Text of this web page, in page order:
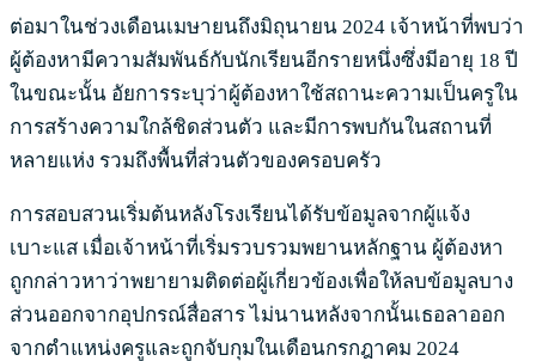
ต่อมาในช่วงเดือนเมษายนถึงมิถุนายน 2024 เจ้าหน้าที่พบว่า
ผู้ต้องหามีความสัมพันธ์กับนักเรียนอีกรายหนึ่งซึ่งมีอายุ 18 ปี
ในขณะนั้น อัยการระบุว่าผู้ต้องหาใช้สถานะความเป็นครูใน
การสร้างความใกล้ชิดส่วนตัว และมีการพบกันในสถานที่
หลายแห่ง รวมถึงพื้นที่ส่วนตัวของครอบครัว
การสอบสวนเริ่มต้นหลังโรงเรียนได้รับข้อมูลจากผู้แจ้ง
เบาะแส เมื่อเจ้าหน้าที่เริ่มรวบรวมพยานหลักฐาน ผู้ต้องหา
ถูกกล่าวหาว่าพยายามติดต่อผู้เกี่ยวข้องเพื่อให้ลบข้อมูลบาง
ส่วนออกจากอุปกรณ์สื่อสาร ไม่นานหลังจากนั้นเธอลาออก
จากตำแหน่งครูและถูกจับกุมในเดือนกรกฎาคม 2024